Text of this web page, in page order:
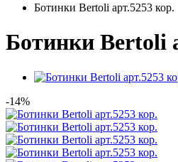
Ботинки Bertoli арт.5253 кор.
Ботинки Bertoli
-14%